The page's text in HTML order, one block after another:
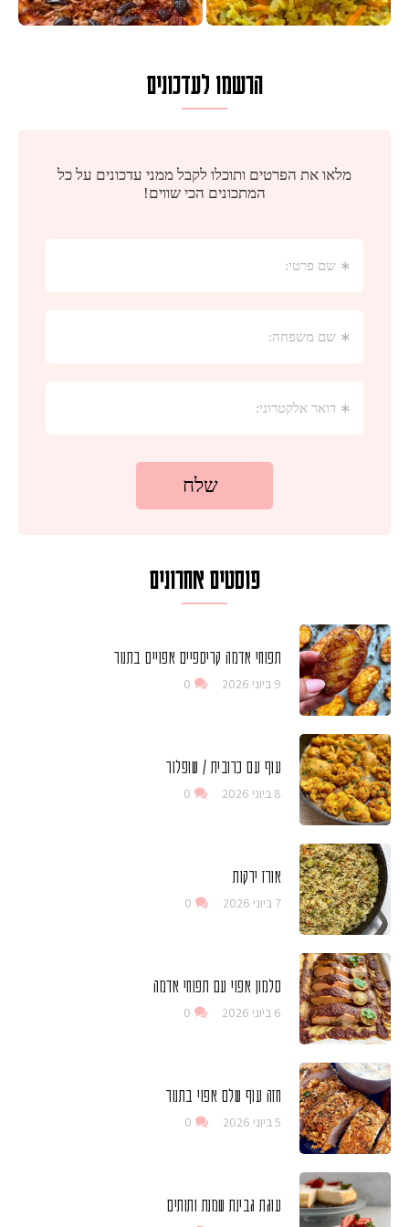
הרשמו לעדכונים
פוסטים אחרונים
תפוחי אדמה קריספיים אפויים בתנור
9 ביוני 2026 0
עוף עם כרובית / שופלור
8 ביוני 2026 0
אורז ירקות
7 ביוני 2026 0
סלמון אפוי עם תפוחי אדמה
6 ביוני 2026 0
חזה עוף שלם אפוי בתנור
5 ביוני 2026 0
עוגת גבינת שמנת ותותים